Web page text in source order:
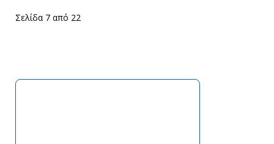
Σελίδα 7 από 22